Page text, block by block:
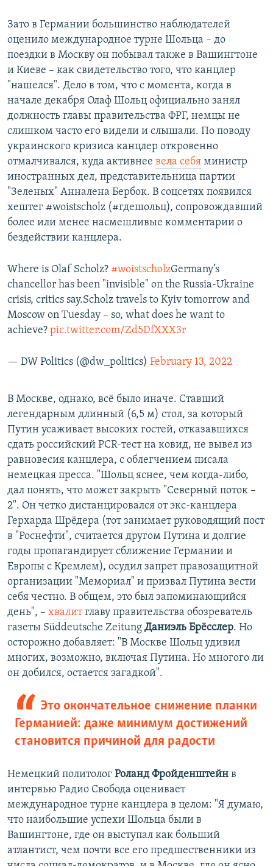
Зато в Германии большинство наблюдателей
оценило международное турне Шольца – до
поездки в Москву он побывал также в Вашингтоне
и Киеве – как свидетельство того, что канцлер
"нашелся". Дело в том, что с момента, когда в
начале декабря Олаф Шольц официально занял
должность главы правительства ФРГ, немцы не
слишком часто его видели и слышали. По поводу
украинского кризиса канцлер откровенно
отмалчивался, куда активнее вела себя министр
иностранных дел, представительница партии
"Зеленых" Анналена Бербок. В соцсетях появился
хештег #woistscholz (#гдешольц), сопровождавший
более или менее насмешливые комментарии о
бездействии канцлера.
Where is Olaf Scholz? #woistscholzGermany’s
chancellor has been "invisible" on the Russia-Ukraine
crisis, critics say.Scholz travels to Kyiv tomorrow and
Moscow on Tuesday – so, what does he want to
achieve? pic.twitter.com/Zd5DfXXX3r
— DW Politics (@dw_politics) February 13, 2022
В Москве, однако, всё было иначе. Ставший
легендарным длинный (6,5 м) стол, за который
Путин усаживает высоких гостей, отказавшихся
сдать российский PCR-тест на ковид, не вывел из
равновесия канцлера, с облегчением писала
немецкая пресса. "Шольц яснее, чем когда-либо,
дал понять, что может закрыть "Северный поток –
2". Он четко дистанцировался от экс-канцлера
Герхарда Шрёдера (тот занимает руководящий пост
в "Роснефти", считается другом Путина и долгие
годы пропагандирует сближение Германии и
Европы с Кремлем), осудил запрет правозащитной
организации "Мемориал" и призвал Путина вести
себя честно. В общем, это был запоминающийся
день", – хвалитглаву правительства обозреватель
газеты Süddeutsche Zeitung Даниэль Брёсслер. Но
осторожно добавляет: "В Москве Шольц удивил
многих, возможно, включая Путина. Но многого ли
он добился, остается загадкой".
Это окончательное снижение планки
Германией: даже минимум достижений
становится причиной для радости
Немецкий политолог Роланд Фройденштейн в
интервью Радио Свобода оценивает
международное турне канцлера в целом: "Я думаю,
что наибольшие успехи Шольца были в
Вашингтоне, где он выступал как больший
атлантист, чем почти все его предшественники из